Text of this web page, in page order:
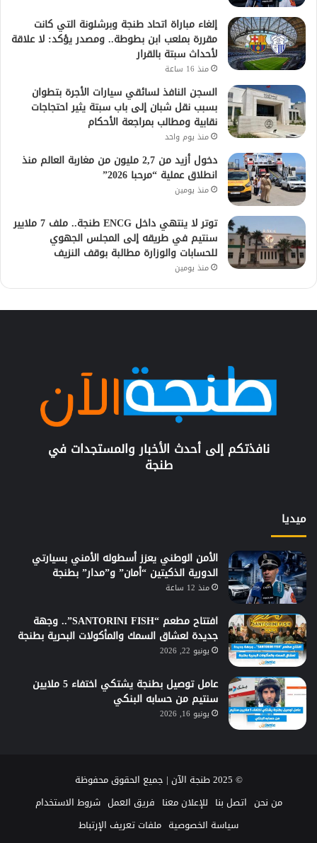
إلغاء مباراة اتحاد طنجة وبرشلونة التي كانت
مقررة بملعب ابن بطوطة.. ومصدر يؤكد: لا علاقة
لأحداث سبتة بالقرار
منذ 16 ساعة
السجن النافذ لسائقي سيارات الأجرة بتطوان
بسبب نقل شبان إلى باب سبتة يثير احتجاجات
نقابية ومطالب بمراجعة الأحكام
منذ يوم واحد
دخول أزيد من 2,7 مليون من مغاربة العالم منذ
انطلاق عملية “مرحبا 2026”
منذ يومين
توتر لا ينتهي داخل ENCG طنجة.. ملف 7 ملايير
سنتيم في طريقه إلى المجلس الجهوي
للحسابات والوزارة مطالبة بوقف النزيف
منذ يومين
نافذتكم إلى أحدث الأخبار والمستجدات في
طنجة
ميديا
الأمن الوطني يعزز أسطوله الأمني بسيارتي
الدورية الذكيتين “أمان” و”مدار” بطنجة
منذ 12 ساعة
افتتاح مطعم “SANTORINI FISH”.. وجهة
جديدة لعشاق السمك والمأكولات البحرية بطنجة
يونيو 22, 2026
عامل توصيل بطنجة يشتكي اختفاء 5 ملايين
سنتيم من حسابه البنكي
يونيو 16, 2026
© 2025 طنجة الآن | جميع الحقوق محفوظة
من نحن اتصل بنا للإعلان معنا فريق العمل شروط الاستخدام
سياسة الخصوصية ملفات تعريف الإرتباط